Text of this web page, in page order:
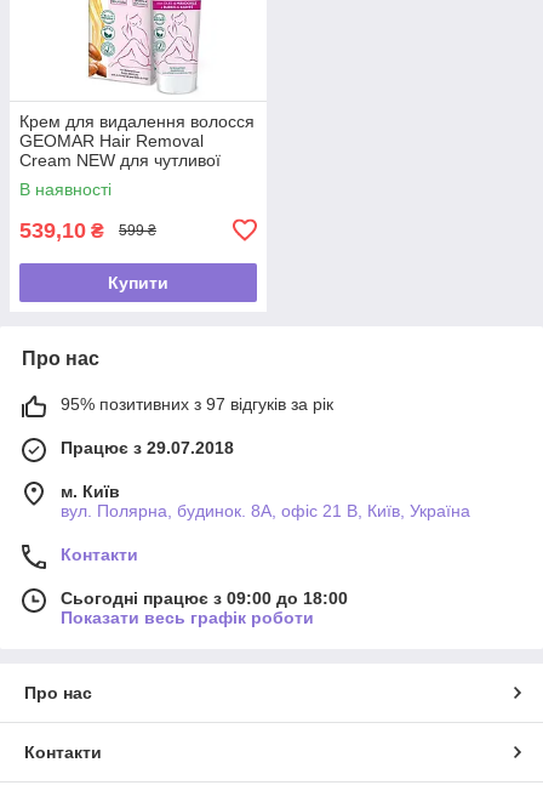
Крем для видалення волосся
GEOMAR Hair Removal
Cream NEW для чутливої
шкіри, 150 мл
В наявності
539,10 ₴ 599 ₴
Купити
Про нас
95% позитивних з 97 відгуків за рік
Працює з 29.07.2018
м. Київ
вул. Полярна, будинок. 8А, офіс 21 В, Київ, Україна
Контакти
Сьогодні працює з 09:00 до 18:00
Показати весь графік роботи
Про нас
Контакти